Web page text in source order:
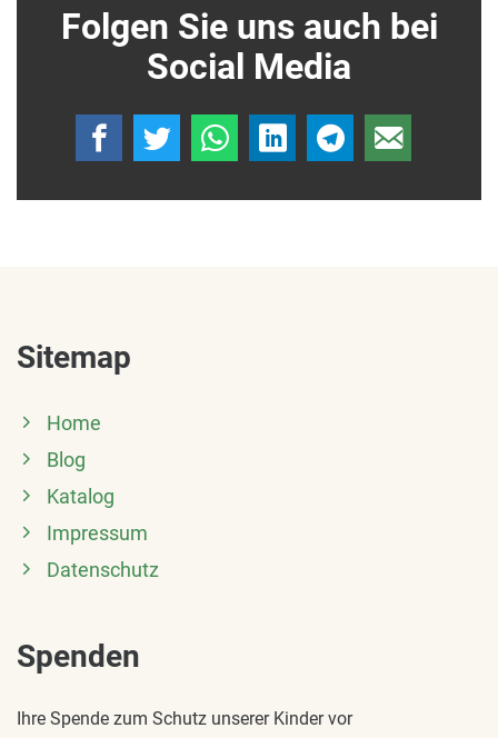
Folgen Sie uns auch bei
Social Media
Sitemap
Home
Blog
Katalog
Impressum
Datenschutz
Spenden
Ihre Spende zum Schutz unserer Kinder vor